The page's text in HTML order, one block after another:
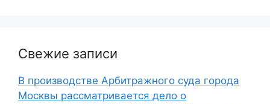
Свежие записи
В производстве Арбитражного суда города
Москвы рассматривается дело о